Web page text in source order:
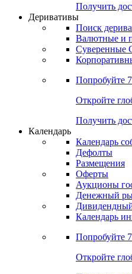
Получить
Деривативы
Поиск
Валютные и
Суверенные
Попробуйте
Откройте
Получить
Календарь
Календарь
Дефолты
Размещения
Оферты
Аукционы
Денежный
Календарь
Попробуйте
Откройте